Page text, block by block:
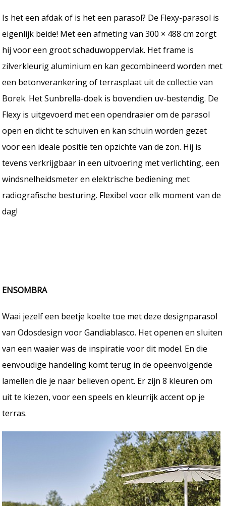
Is het een afdak of is het een parasol? De Flexy-parasol is
eigenlijk beide! Met een afmeting van 300 × 488 cm zorgt
hij voor een groot schaduwoppervlak. Het frame is
zilverkleurig aluminium en kan gecombineerd worden met
een betonverankering of terrasplaat uit de collectie van
Borek. Het Sunbrella-doek is bovendien uv-bestendig. De
Flexy is uitgevoerd met een opendraaier om de parasol
open en dicht te schuiven en kan schuin worden gezet
voor een ideale positie ten opzichte van de zon. Hij is
tevens verkrijgbaar in een uitvoering met verlichting, een
windsnelheidsmeter en elektrische bediening met
radiografische besturing. Flexibel voor elk moment van de
dag!
ENSOMBRA
Waai jezelf een beetje koelte toe met deze designparasol
van Odosdesign voor Gandiablasco. Het openen en sluiten
van een waaier was de inspiratie voor dit model. En die
eenvoudige handeling komt terug in de opeenvolgende
lamellen die je naar believen opent. Er zijn 8 kleuren om
uit te kiezen, voor een speels en kleurrijk accent op je
terras.